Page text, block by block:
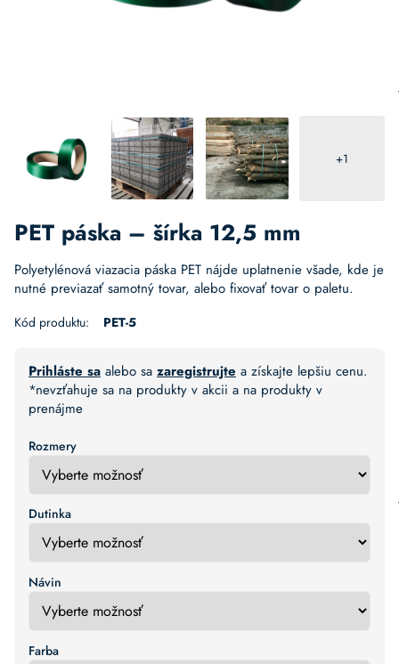
+1
PET páska – šírka 12,5 mm
Polyetylénová viazacia páska PET nájde uplatnenie všade, kde je
nutné previazať samotný tovar, alebo fixovať tovar o paletu.
Kód produktu: PET-5
Prihláste sa alebo sa zaregistrujte a získajte lepšiu cenu.
*nevzťahuje sa na produkty v akcii a na produkty v
prenájme
Rozmery
Dutinka
Návin
Farba